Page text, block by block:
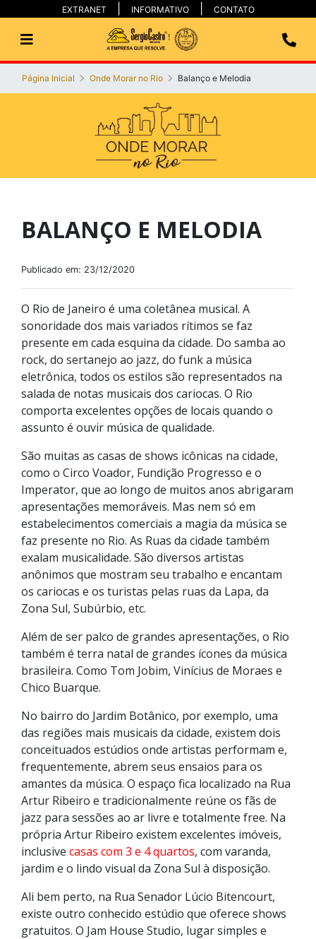
EXTRANET INFORMATIVO CONTATO
Página Inicial Onde Morar no Rio Balanço e Melodia
BALANÇO E MELODIA
Publicado em: 23/12/2020
O Rio de Janeiro é uma coletânea musical. A
sonoridade dos mais variados rítimos se faz
presente em cada esquina da cidade. Do samba ao
rock, do sertanejo ao jazz, do funk a música
eletrônica, todos os estilos são representados na
salada de notas musicais dos cariocas. O Rio
comporta excelentes opções de locais quando o
assunto é ouvir música de qualidade.
São muitas as casas de shows icônicas na cidade,
como o Circo Voador, Fundição Progresso e o
Imperator, que ao longo de muitos anos abrigaram
apresentações memoráveis. Mas nem só em
estabelecimentos comerciais a magia da música se
faz presente no Rio. As Ruas da cidade também
exalam musicalidade. São diversos artistas
anônimos que mostram seu trabalho e encantam
os cariocas e os turistas pelas ruas da Lapa, da
Zona Sul, Subúrbio, etc.
Além de ser palco de grandes apresentações, o Rio
também é terra natal de grandes ícones da música
brasileira. Como Tom Jobim, Vinícius de Moraes e
Chico Buarque.
No bairro do Jardim Botânico, por exemplo, uma
das regiões mais musicais da cidade, existem dois
conceituados estúdios onde artistas performam e,
frequentemente, abrem seus ensaios para os
amantes da música. O espaço fica localizado na Rua
Artur Ribeiro e tradicionalmente reúne os fãs de
jazz para sessões ao ar livre e totalmente free. Na
própria Artur Ribeiro existem excelentes imóveis,
inclusive casas com 3 e 4 quartos, com varanda,
jardim e o lindo visual da Zona Sul à disposição.
Ali bem perto, na Rua Senador Lúcio Bitencourt,
existe outro conhecido estúdio que oferece shows
gratuitos. O Jam House Studio, lugar simples e